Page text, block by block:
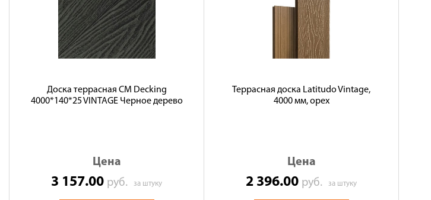
Доска террасная CM Decking
4000*140*25 VINTAGE Черное дерево
Цена
3 157.00 руб. за штуку
Террасная доска Latitudo Vintage,
4000 мм, орех
Цена
2 396.00 руб. за штуку